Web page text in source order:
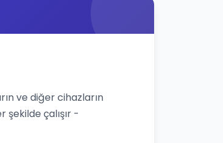
ve diğer cihazların
çalışır -